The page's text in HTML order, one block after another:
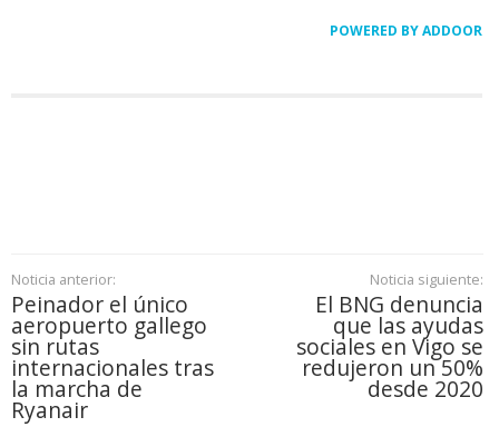
POWERED BY ADDOOR
Noticia anterior:
Peinador el único
aeropuerto gallego
sin rutas
internacionales tras
la marcha de
Ryanair
Noticia siguiente:
El BNG denuncia
que las ayudas
sociales en Vigo se
redujeron un 50%
desde 2020